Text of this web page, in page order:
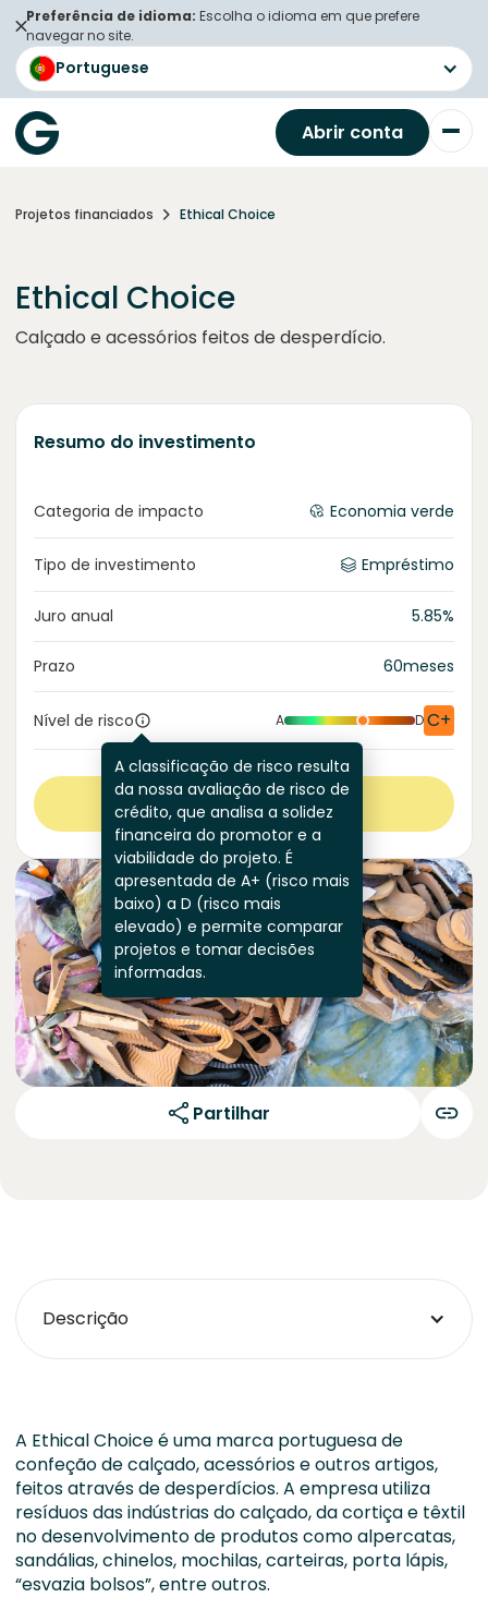
Preferência de idioma: Escolha o idioma em que prefere
navegar no site.
Portuguese
Abrir conta
Projetos financiados Ethical Choice
Ethical Choice
Calçado e acessórios feitos de desperdício.
Resumo do investimento
Categoria de impacto Economia verde
Tipo de investimento Empréstimo
Juro anual 5.85%
Prazo 60meses
Nível de risco
A classificação de risco resulta
da nossa avaliação de risco de
crédito, que analisa a solidez
financeira do promotor e a
viabilidade do projeto. É
apresentada de A+ (risco mais
baixo) a D (risco mais
elevado) e permite comparar
projetos e tomar decisões
informadas.
A DC+
Ver mais
Partilhar
Descrição
A Ethical Choice é uma marca portuguesa de
confeção de calçado, acessórios e outros artigos,
feitos através de desperdícios. A empresa utiliza
resíduos das indústrias do calçado, da cortiça e têxtil
no desenvolvimento de produtos como alpercatas,
sandálias, chinelos, mochilas, carteiras, porta lápis,
“esvazia bolsos”, entre outros.